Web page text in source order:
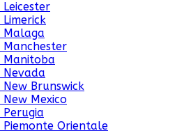
Malaga
Manchester
Manitoba
Nevada
Brunswick
Mexico
Piemonte Orientale